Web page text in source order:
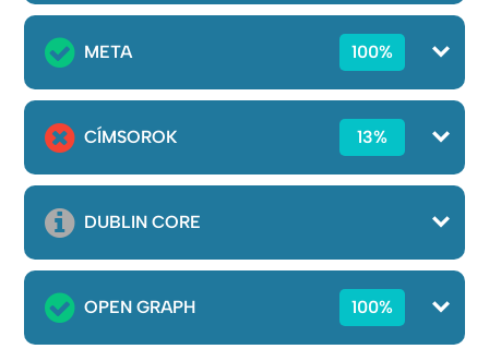
META 100%
CÍMSOROK 13%
DUBLIN CORE
OPEN GRAPH 100%